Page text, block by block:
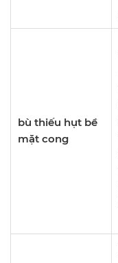
bù thiếu hụt bề
mặt cong